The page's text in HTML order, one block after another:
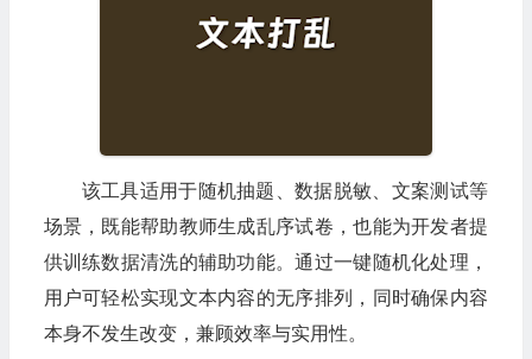
该工具适用于随机抽题、数据脱敏、文案测试等
场景，既能帮助教师生成乱序试卷，也能为开发者提
供训练数据清洗的辅助功能。通过一键随机化处理，
用户可轻松实现文本内容的无序排列，同时确保内容
本身不发生改变，兼顾效率与实用性。